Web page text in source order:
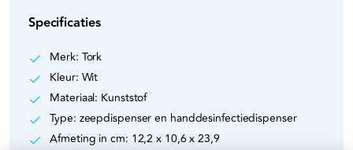
Specificaties
Merk: Tork
Kleur: Wit
Materiaal: Kunststof
Type: zeepdispenser en handdesinfectiedispenser
Afmeting in cm: 12,2 x 10,6 x 23,9